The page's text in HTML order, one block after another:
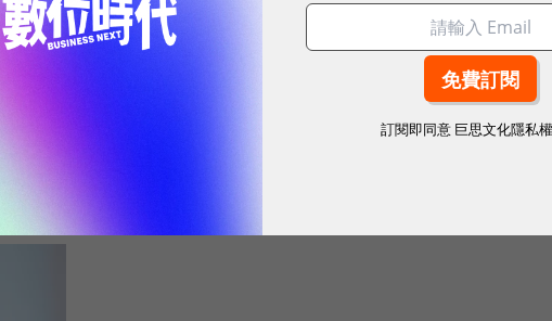
跨境電商零售出口 汽配商品銷售成長動能續強
訂閱即同意 巨思文化隱私